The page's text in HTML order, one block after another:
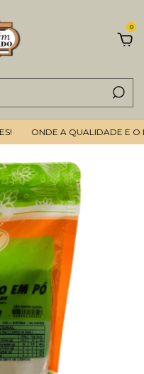
0
ONDE A QUALIDADE E O